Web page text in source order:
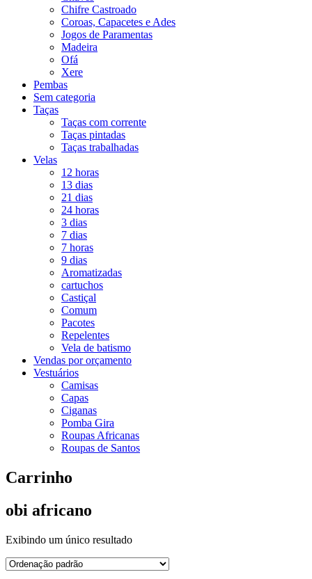
Chifre Castroado
Coroas, Capacetes e Ades
Jogos de Paramentas
Madeira
Ofá
Xere
Pembas
Sem categoria
Taças
Taças com corrente
Taças pintadas
Taças trabalhadas
Velas
12 horas
13 dias
21 dias
24 horas
3 dias
7 dias
7 horas
9 dias
Aromatizadas
cartuchos
Castiçal
Comum
Pacotes
Repelentes
Vela de batismo
Vendas por orçamento
Vestuários
Camisas
Capas
Ciganas
Pomba Gira
Roupas Africanas
Roupas de Santos
Carrinho
obi africano
Exibindo um único resultado